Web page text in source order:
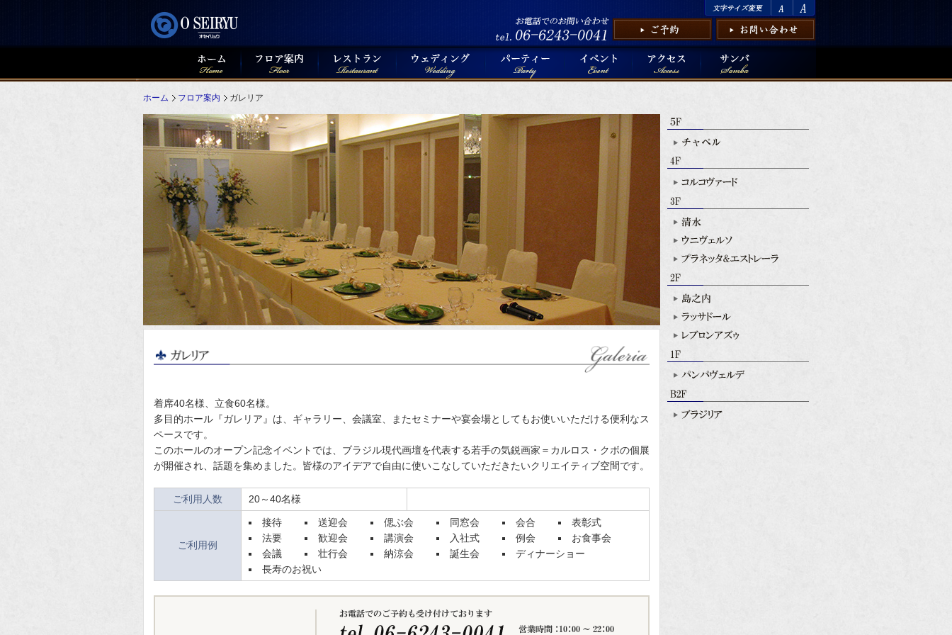
ホーム フロア案内 ガレリア
着席40名様、立食60名様。
多目的ホール『ガレリア』は、ギャラリー、会議室、またセミナーや宴会場としてもお使いいただける便利なス
ペースです。
このホールのオープン記念イベントでは、ブラジル現代画壇を代表する若手の気鋭画家＝カルロス・クボの個展
が開催され、話題を集めました。皆様のアイデアで自由に使いこなしていただきたいクリエイティブ空間です。
ご利用人数 20～40名様
ご利用例
接待 送迎会 偲ぶ会 同窓会 会合
表彰式
法要
歓迎会 講演会 入社式 例会
お食事会
会議
壮行会 納涼会 誕生会
ディナーショー
長寿のお祝い